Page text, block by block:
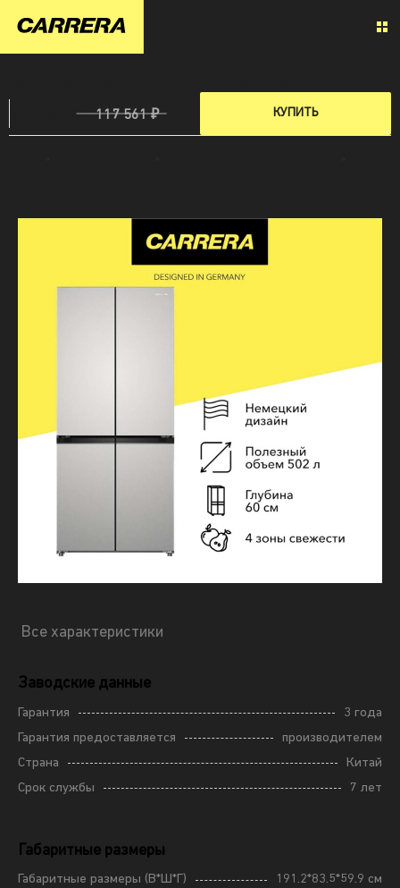
94 050 ₽ 117 561 ₽ КУПИТЬ
Все характеристики
Заводские данные
Гарантия
3 года
Гарантия предоставляется
производителем
Страна
Китай
Срок службы
7 лет
Габаритные размеры
Габаритные размеры (В*Ш*Г) 191.2*83.5*59.9 см